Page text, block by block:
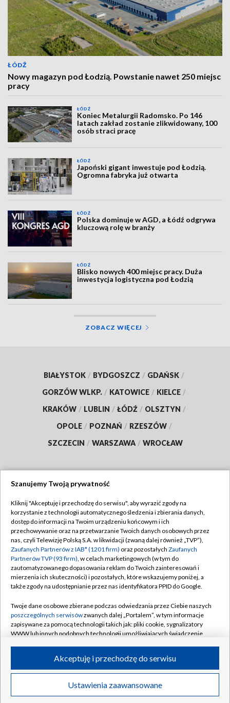
ŁÓDŹ
Nowy magazyn pod Łodzią. Powstanie nawet 250 miejsc
pracy
ŁÓDŹ
Koniec Metalurgii Radomsko. Po 146
latach zakład zostanie zlikwidowany, 100
osób straci pracę
ŁÓDŹ
Japoński gigant inwestuje pod Łodzią.
Ogromna fabryka już otwarta
ŁÓDŹ
Polska dominuje w AGD, a Łódź odgrywa
kluczową rolę w branży
ŁÓDŹ
Blisko nowych 400 miejsc pracy. Duża
inwestycja logistyczna pod Łodzią
ZOBACZ WIĘCEJ
BIAŁYSTOK / BYDGOSZCZ / GDAŃSK /
GORZÓW WLKP. / KATOWICE / KIELCE /
KRAKÓW / LUBLIN / ŁÓDŹ / OLSZTYN /
OPOLE / POZNAŃ / RZESZÓW /
SZCZECIN / WARSZAWA / WROCŁAW
TVP
Abonament TVP
Emisja w TVP
Centrum informacji TVP
Naziemna Telewizja Cyfrowa
Rada Programowa
System NOS
Informacje o nadawcy
Program dla prasy
Ogłoszenie przetargowe
Regulamin TVP
Polityka prywatności
Moje zgody
Pomoc
Kontakt
Kanały
©2026 Telewizja Polska S.A. w likwidacji
Szanujemy Twoją prywatność
Kliknij "Akceptuję i przechodzę do serwisu", aby wyrazić zgody na
korzystanie z technologii automatycznego śledzenia i zbierania danych,
dostęp do informacji na Twoim urządzeniu końcowym i ich
przechowywanie oraz na przetwarzanie Twoich danych osobowych przez
nas, czyli Telewizję Polską S.A. w likwidacji (zwaną dalej również „TVP”),
Zaufanych Partnerów z IAB* (1201 firm) oraz pozostałych Zaufanych
Partnerów TVP (93 firm), w celach marketingowych (w tym do
zautomatyzowanego dopasowania reklam do Twoich zainteresowań i
mierzenia ich skuteczności) i pozostałych, które wskazujemy poniżej, a
także zgody na udostępnianie przez nas identyfikatora PPID do Google.
Twoje dane osobowe zbierane podczas odwiedzania przez Ciebie naszych
poszczególnych serwisówzwanych dalej „Portalem”, w tym informacje
zapisywane za pomocą technologii takich jak: pliki cookie, sygnalizatory
WWW lub innych podobnych technologii umożliwiających świadczenie
ruchu w Internecie.
Twoje dane osobowe zbierane podczas odwiedzania przez Ciebie
poszczególnych serwisówna Portalu, takie jak adresy IP, identyfikatory
Ustawienia zaawansowane
Akceptuję i przechodzę do serwisu